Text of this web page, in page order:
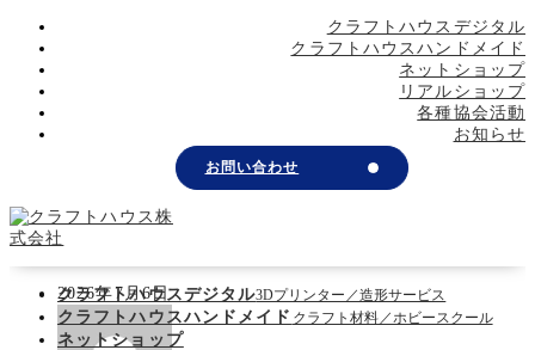
移
動
クラフトハウスデジタル
クラフトハウスハンドメイド
ネットショップ
リアルショップ
各種協会活動
お知らせ
お問い合わせ
クラフトハウスデジタル3Dプリンター／造形サービス
クラフトハウスハンドメイド クラフト材料／ホビースクール
ネットショップ
更
新
日
2026年7月6日
著
者